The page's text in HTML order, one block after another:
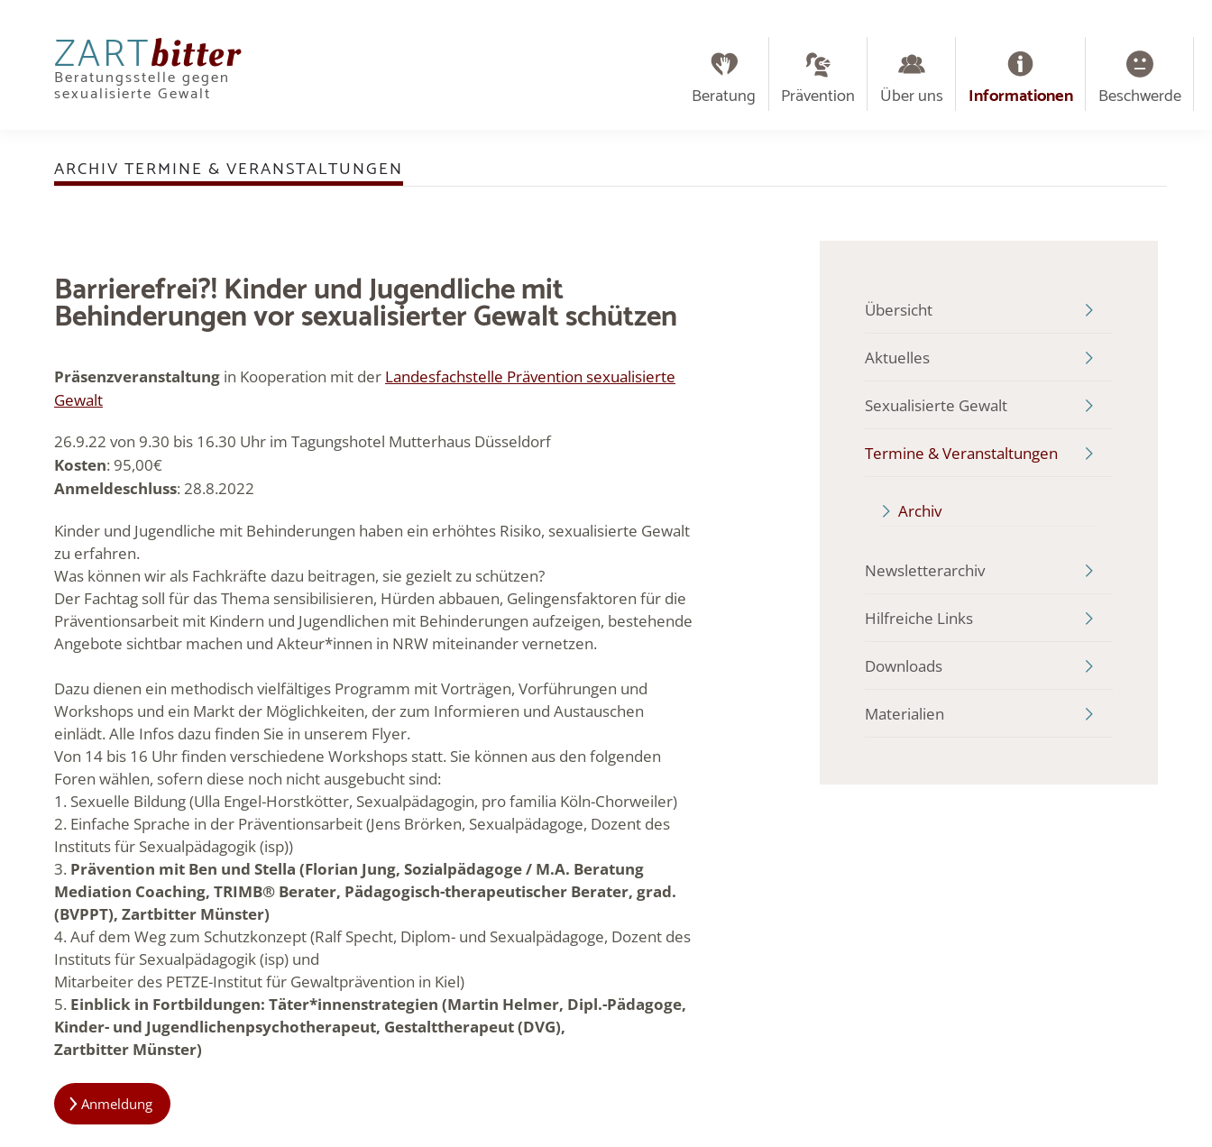
ZARTbitter
Beratungsstelle gegen
sexualisierte Gewalt Beratung Prävention Über uns Informationen Beschwerde
ARCHIV TERMINE & VERANSTALTUNGEN
Barrierefrei?! Kinder und Jugendliche mit
Behinderungen vor sexualisierter Gewalt schützen
Präsenzveranstaltung in Kooperation mit der Landesfachstelle Prävention sexualisierte
Gewalt
26.9.22 von 9.30 bis 16.30 Uhr im Tagungshotel Mutterhaus Düsseldorf
Kosten: 95,00€
Anmeldeschluss: 28.8.2022
Kinder und Jugendliche mit Behinderungen haben ein erhöhtes Risiko, sexualisierte Gewalt
zu erfahren.
Was können wir als Fachkräfte dazu beitragen, sie gezielt zu schützen?
Der Fachtag soll für das Thema sensibilisieren, Hürden abbauen, Gelingensfaktoren für die
Präventionsarbeit mit Kindern und Jugendlichen mit Behinderungen aufzeigen, bestehende
Angebote sichtbar machen und Akteur*innen in NRW miteinander vernetzen.
Dazu dienen ein methodisch vielfältiges Programm mit Vorträgen, Vorführungen und
Workshops und ein Markt der Möglichkeiten, der zum Informieren und Austauschen
einlädt. Alle Infos dazu finden Sie in unserem Flyer.
Von 14 bis 16 Uhr finden verschiedene Workshops statt. Sie können aus den folgenden
Foren wählen, sofern diese noch nicht ausgebucht sind:
1. Sexuelle Bildung (Ulla Engel-Horstkötter, Sexualpädagogin, pro familia Köln-Chorweiler)
2. Einfache Sprache in der Präventionsarbeit (Jens Brörken, Sexualpädagoge, Dozent des
Instituts für Sexualpädagogik (isp))
3. Prävention mit Ben und Stella (Florian Jung, Sozialpädagoge / M.A. Beratung
Mediation Coaching, TRIMB® Berater, Pädagogisch-therapeutischer Berater, grad.
(BVPPT), Zartbitter Münster)
4. Auf dem Weg zum Schutzkonzept (Ralf Specht, Diplom- und Sexualpädagoge, Dozent des
Instituts für Sexualpädagogik (isp) und
Mitarbeiter des PETZE-Institut für Gewaltprävention in Kiel)
5. Einblick in Fortbildungen: Täter*innenstrategien (Martin Helmer, Dipl.-Pädagoge,
Kinder- und Jugendlichenpsychotherapeut, Gestalttherapeut (DVG),
Zartbitter Münster)
Anmeldung
Übersicht
Aktuelles
Sexualisierte Gewalt
Termine & Veranstaltungen
Archiv
Newsletterarchiv
Hilfreiche Links
Downloads
Materialien